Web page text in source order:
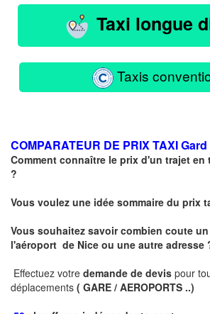
Taxi longue
Taxis
COMPARATEUR DE PRIX TAXIGard
Comment connaître le prix d'un trajet en
?
Vous voulez une idée sommaire du prix
Vous souhaitez savoir combien coute
l'aéroport de Nice ou une autre adresse
Effectuez votre demande de devis pour
déplacements ( GARE / AEROPORTS ..)